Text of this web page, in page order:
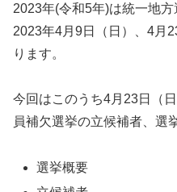
2023年(令和5年)は統一地
2023年4月9日（日）、4月
ります。
今回はこのうち4月23日（
員補欠選挙の立候補者、選
選挙概要